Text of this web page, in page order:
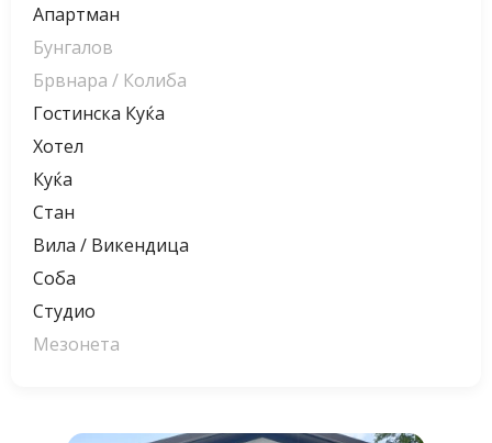
Апартман
Бунгалов
Брвнара / Колиба
Гостинска Куќа
Хотел
Куќа
Стан
Вила / Викендица
Соба
Студио
Мезонета